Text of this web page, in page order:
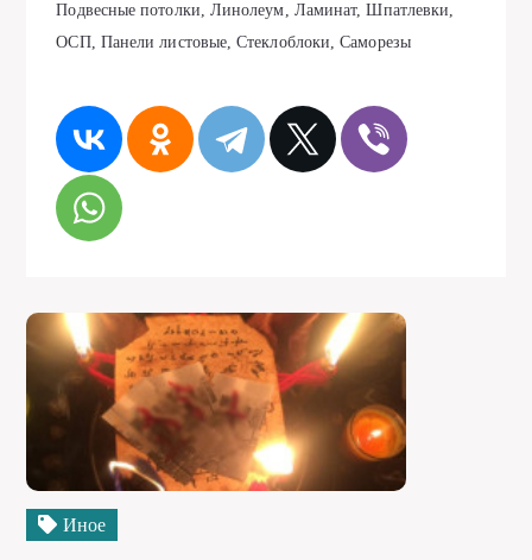
Подвесные потолки, Линолеум, Ламинат, Шпатлевки,
ОСП, Панели листовые, Стеклоблоки, Саморезы
Иное